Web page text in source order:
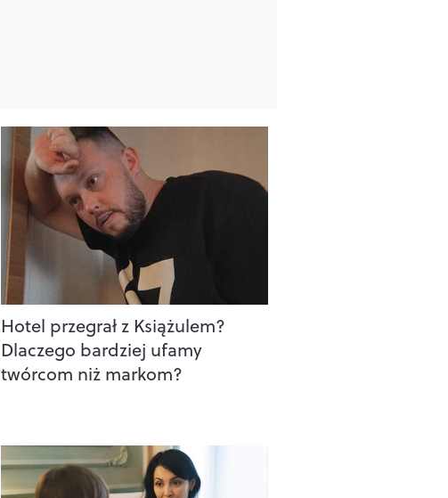
Hotel przegrał z Książulem?
Dlaczego bardziej ufamy
twórcom niż markom?